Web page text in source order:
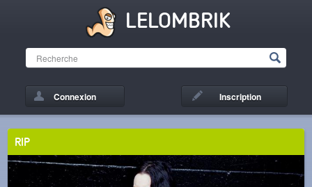
LELOMBRIK
Connexion Inscription
RIP